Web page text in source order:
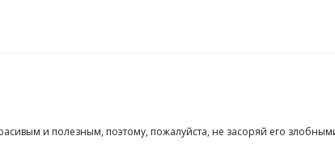
и полезным, поэтому, пожалуйста, не засоряй его